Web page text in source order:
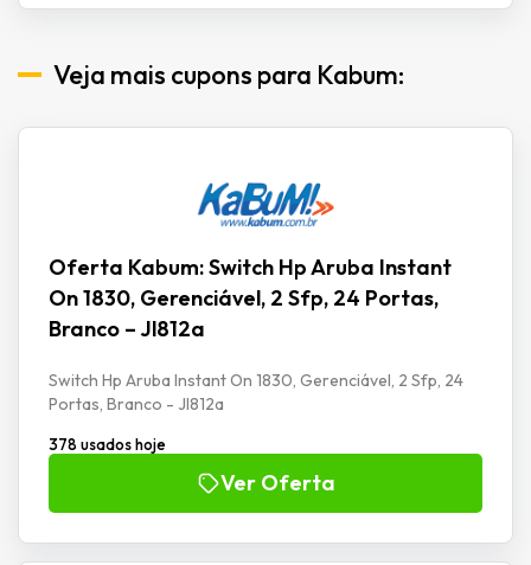
Veja mais cupons para Kabum:
Oferta Kabum: Switch Hp Aruba Instant
On 1830, Gerenciável, 2 Sfp, 24 Portas,
Branco – Jl812a
Switch Hp Aruba Instant On 1830, Gerenciável, 2 Sfp, 24
Portas, Branco - Jl812a
378 usados hoje
Ver Oferta